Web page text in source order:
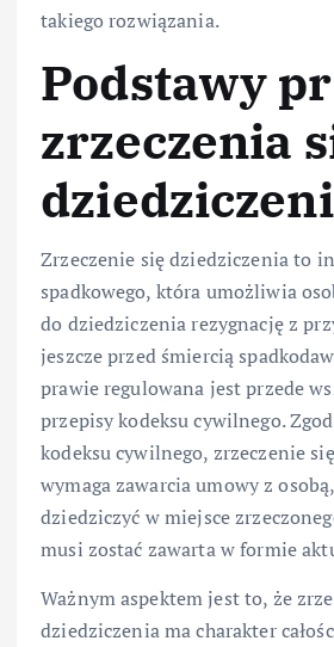
takiego rozwiązania.
Podstawy
zrzeczenia
Zrzeczenie się dziedziczenia to
spadkowego, która umożliwia
do dziedziczenia rezygnację z
jeszcze przed śmiercią
prawie regulowana jest przede
przepisy kodeksu cywilnego.
kodeksu cywilnego, zrzeczenie
wymaga zawarcia umowy z
dziedziczyć w miejsce
musi zostać zawarta w formie
Ważnym aspektem jest to, że
dziedziczenia ma charakter